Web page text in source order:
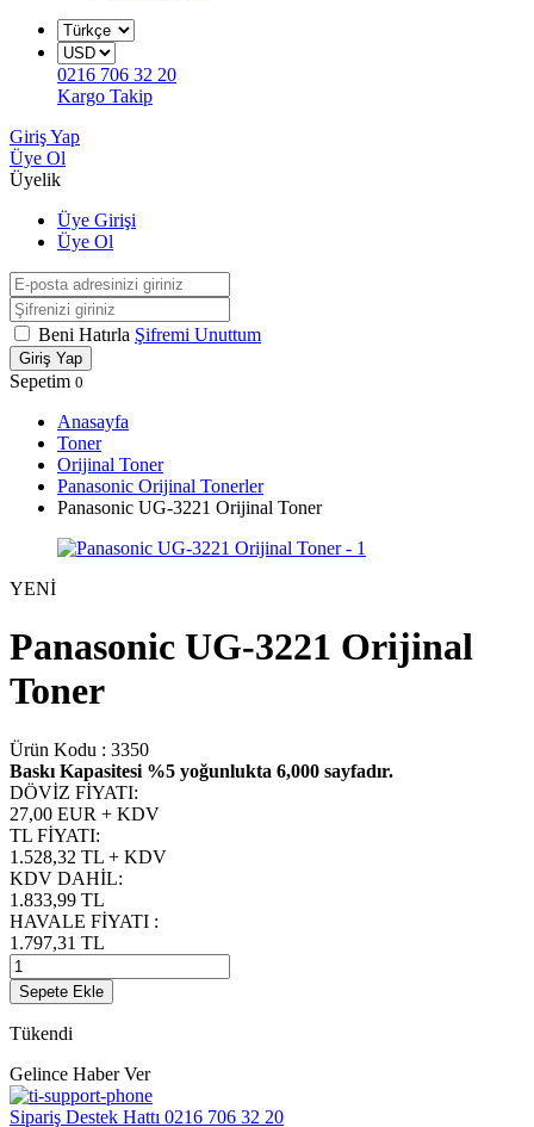
0216 706 32 20
Kargo Takip
Giriş Yap
Üye Ol
Üyelik
Üye Girişi
Üye Ol
Beni Hatırla Şifremi Unuttum
Giriş Yap
Sepetim 0
Anasayfa
Toner
Orijinal Toner
Panasonic Orijinal Tonerler
Panasonic UG-3221 Orijinal Toner
YENİ
Panasonic UG-3221 Orijinal
Toner
Ürün Kodu : 3350
Baskı Kapasitesi %5 yoğunlukta 6,000 sayfadır.
DÖVİZ FİYATI:
27,00 EUR + KDV
TL FİYATI:
1.528,32 TL + KDV
KDV DAHİL:
1.833,99 TL
HAVALE FİYATI :
1.797,31 TL
Sepete Ekle
Tükendi
Gelince Haber Ver
Sipariş Destek Hattı 0216 706 32 20